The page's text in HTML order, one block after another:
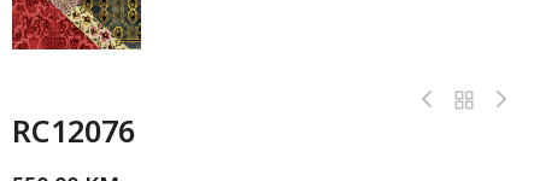
RC12076